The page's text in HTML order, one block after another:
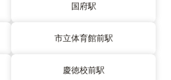
国府駅
市立体育館前駅
慶徳校前駅